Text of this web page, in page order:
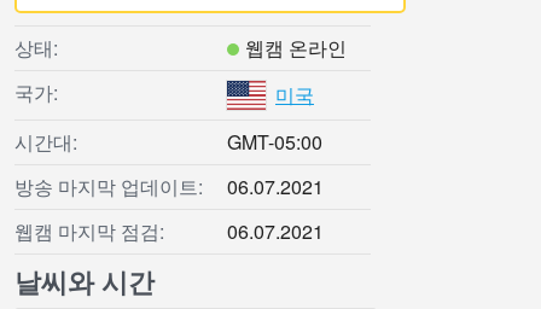
상태:
웹캠 온라인
국가:
미국
시간대:
GMT-05:00
방송 마지막 업데이트:
06.07.2021
웹캠 마지막 점검:
06.07.2021
날씨와 시간